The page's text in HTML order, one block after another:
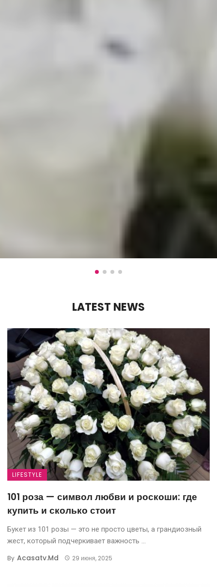
LATEST NEWS
LIFESTYLE
101 роза — символ любви и роскоши: где
купить и сколько стоит
Букет из 101 розы — это не просто цветы, а грандиозный
жест, который подчеркивает важность ...
By Acasatv.md 29 июня, 2025